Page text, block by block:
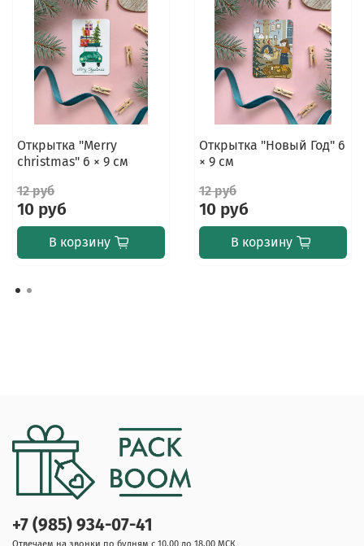
Открытка "Merry
christmas" 6 × 9 см
12 руб
10 руб
В корзину
Открытка "Новый Год" 6
× 9 см
12 руб
10 руб
В корзину
+7 (985) 934-07-41